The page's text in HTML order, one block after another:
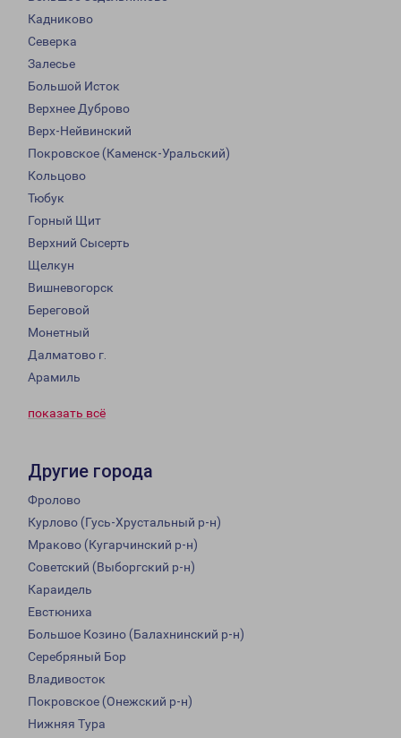
Кадниково
Северка
Залесье
Большой Исток
Верхнее Дуброво
Верх-Нейвинский
Покровское (Каменск-Уральский)
Кольцово
Тюбук
Горный Щит
Верхний Сысерть
Щелкун
Вишневогорск
Береговой
Монетный
Далматово г.
Арамиль
показать всё
Другие города
Фролово
Курлово (Гусь-Хрустальный р-н)
Мраково (Кугарчинский р-н)
Советский (Выборгский р-н)
Караидель
Евстюниха
Большое Козино (Балахнинский р-н)
Серебряный Бор
Владивосток
Покровское (Онежский р-н)
Нижняя Тура